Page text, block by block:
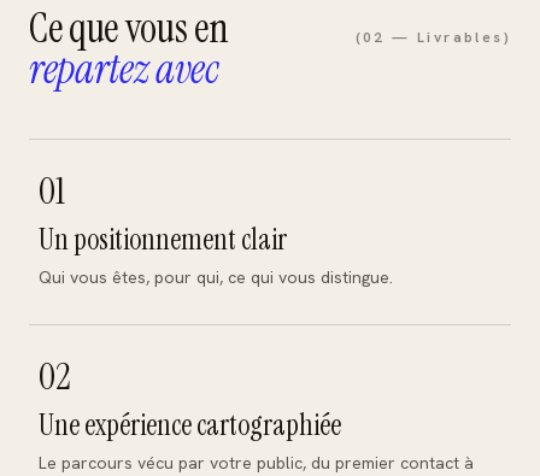
Ce que vous en
repartez avec
(02 — Livrables)
01
Un positionnement clair
Qui vous êtes, pour qui, ce qui vous distingue.
02
Une expérience cartographiée
Le parcours vécu par votre public, du premier contact à